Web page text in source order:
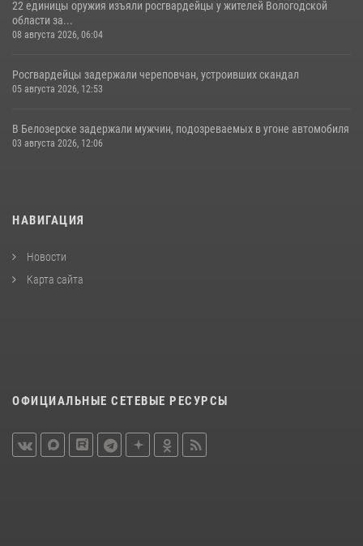
22 единицы оружия изъяли росгвардейцы у жителей Вологодской
области за...
08 августа 2026, 06:04
Росгвардейцы задержали череповчан, устроивших скандал
05 августа 2026, 12:53
В Белозерске задержали мужчин, подозреваемых в угоне автомобиля
03 августа 2026, 12:06
НАВИГАЦИЯ
Новости
Карта сайта
ОФИЦИАЛЬНЫЕ СЕТЕВЫЕ РЕСУРСЫ